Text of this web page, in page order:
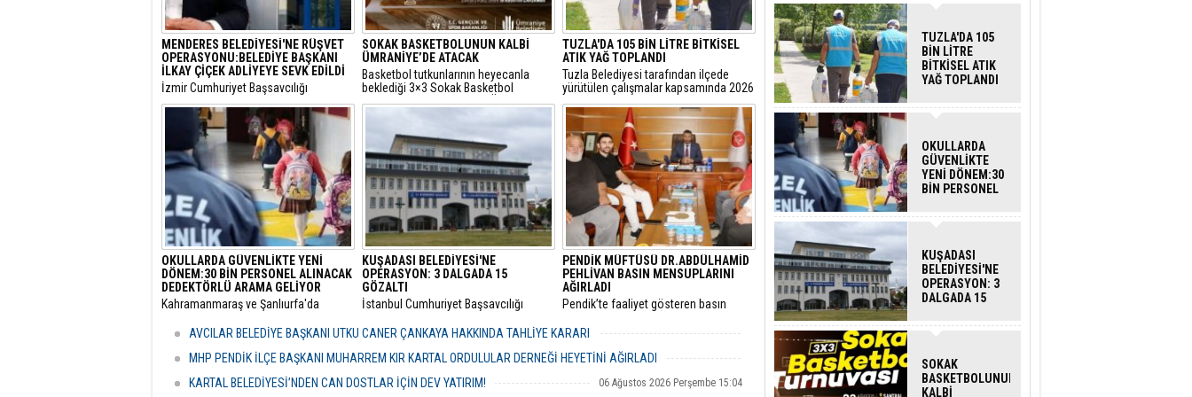
MENDERES BELEDİYESİ'NE RÜŞVET
OPERASYONU:BELEDİYE BAŞKANI
İLKAY ÇİÇEK ADLİYEYE SEVK EDİLDİ
​İzmir Cumhuriyet Başsavcılığı
tarafından yürütülen 'rüşvet' ve 'irtikap'
soruşturması kapsamında gözaltına
alınan Menderes Belediye Başkanı İlkay
Çiçek’in de aralarında bulunduğu 16
şüpheli adliyeye sevk edildi.
SOKAK BASKETBOLUNUN KALBİ
ÜMRANİYE’DE ATACAK
Basketbol tutkunlarının heyecanla
beklediği 3×3 Sokak Basketbol
Turnuvası, bu yıl 7’nci kez Ümraniye
TUZLA'DA 105 BİN LİTRE BİTKİSEL
ATIK YAĞ TOPLANDI
Tuzla Belediyesi tarafından ilçede
yürütülen çalışmalar kapsamında 2026
yılında 105 bin litre bitkisel atık yağ
toplandı.
OKULLARDA GÜVENLİKTE YENİ
DÖNEM:30 BİN PERSONEL ALINACAK
DEDEKTÖRLÜ ARAMA GELİYOR
​Kahramanmaraş ve Şanlıurfa'da
ardından eğitim kurumlarındaki
güvenlik önlemleri baştan aşağı
yenileniyor.
KUŞADASI BELEDİYESİ'NE
OPERASYON: 3 DALGADA 15
GÖZALTI
​İstanbul Cumhuriyet Başsavcılığı
"rüşvet" ve "irtikap" soruşturmasında
Kuşadası Belediyesi’ne yönelik üçüncü
dalga operasyonu düzenlendi.
PENDİK MÜFTÜSÜ DR.ABDÜLHAMİD
PEHLİVAN BASIN MENSUPLARINI
AĞIRLADI
​Pendik’te faaliyet gösteren basın
görevine başlayan Dr. Abdulhamid
yeni görevi için tebriklerini iletti.
AVCILAR BELEDİYE BAŞKANI UTKU CANER ÇANKAYA HAKKINDA TAHLİYE KARARI
06 Ağustos 2026 Perşembe 18:26
MHP PENDİK İLÇE BAŞKANI MUHARREM KIR KARTAL ORDULULAR DERNEĞİ HEYETİNİ AĞIRLADI
06 Ağustos 2026 Perşembe 17:56
KARTAL BELEDİYESİ’NDEN CAN DOSTLAR İÇİN DEV YATIRIM! 06 Ağustos 2026 Perşembe 15:04
TUZLA'DA 105
BİN LİTRE
BİTKİSEL ATIK
YAĞ TOPLANDI
OKULLARDA
GÜVENLİKTE
YENİ DÖNEM:30
BİN PERSONEL
DEDEKTÖRLÜ
KUŞADASI
BELEDİYESİ'NE
OPERASYON: 3
DALGADA 15
SOKAK
BASKETBOLUNUN
KALBİ